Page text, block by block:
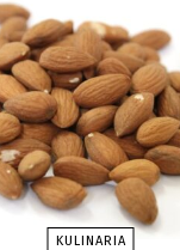
KULINARIA